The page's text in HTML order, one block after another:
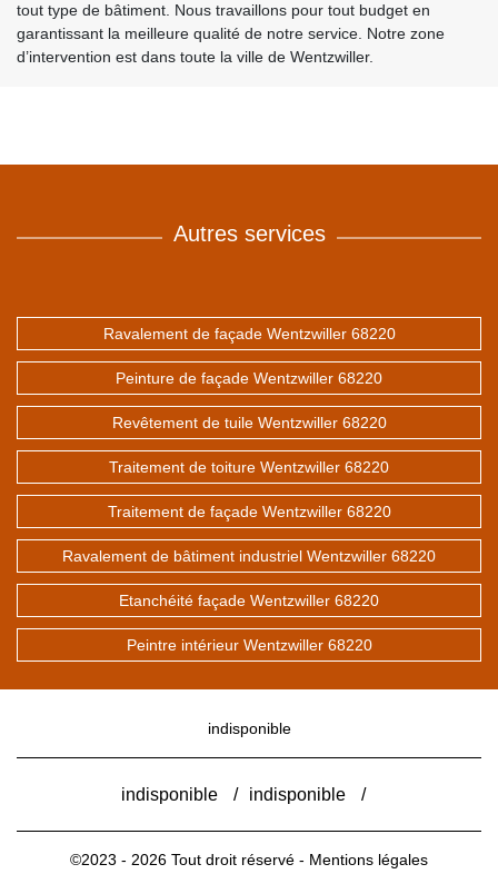
tout type de bâtiment. Nous travaillons pour tout budget en
garantissant la meilleure qualité de notre service. Notre zone
d’intervention est dans toute la ville de Wentzwiller.
Autres services
Ravalement de façade Wentzwiller 68220
Peinture de façade Wentzwiller 68220
Revêtement de tuile Wentzwiller 68220
Traitement de toiture Wentzwiller 68220
Traitement de façade Wentzwiller 68220
Ravalement de bâtiment industriel Wentzwiller 68220
Etanchéité façade Wentzwiller 68220
Peintre intérieur Wentzwiller 68220
indisponible
indisponible / indisponible /
©2023 - 2026 Tout droit réservé - Mentions légales